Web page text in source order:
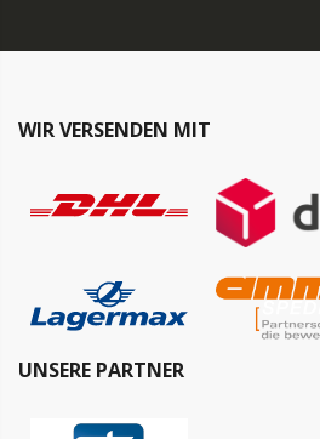
WIR VERSENDEN MIT
UNSERE PARTNER